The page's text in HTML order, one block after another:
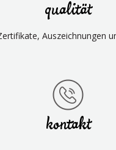
qualität
Auszeichnungen
kontakt